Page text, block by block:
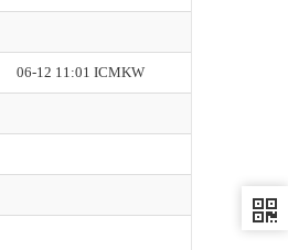
06-12 11:01 ICMKW